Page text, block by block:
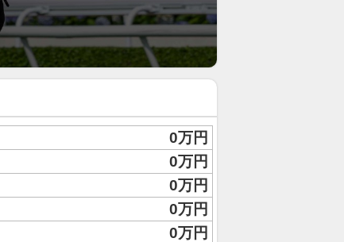
0万円
0万円
0万円
0万円
0万円